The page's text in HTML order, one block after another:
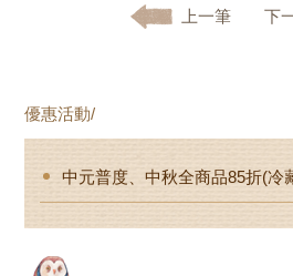
上一筆 下
優惠活動/
中元普度、中秋全商品85折(冷